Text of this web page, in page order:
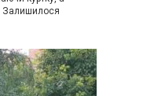
Залишилося